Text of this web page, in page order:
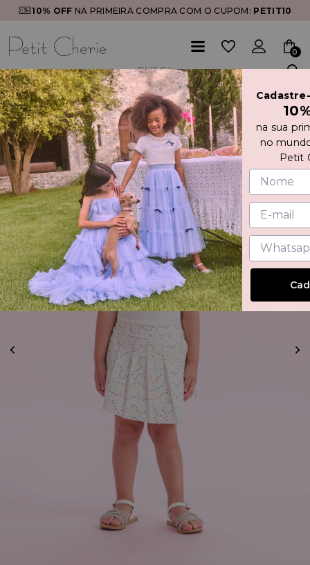
10% OFF NA PRIMEIRA COMPRA COM O CUPOM: PETIT10
0
Início CONJUNTO REGATA E SHORT COM BRILHO
na sua
no
Petit